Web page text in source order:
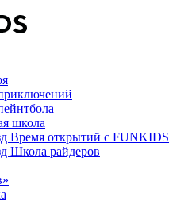
школа
Время открытий с FUNKIDS
Школа райдеров